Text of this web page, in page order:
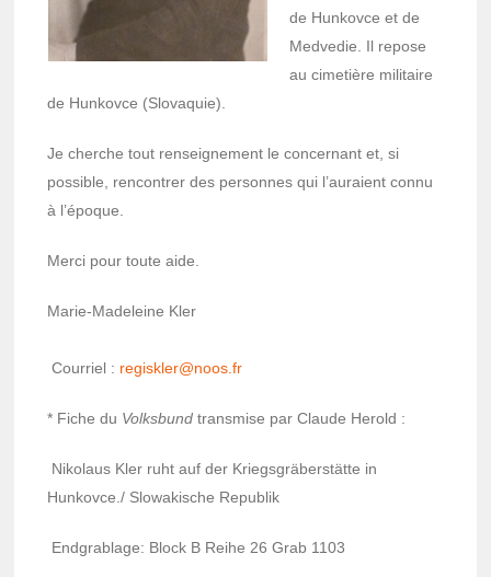
de Hunkovce et de
Medve­die. Il repose
au cime­tière mili­taire
de Hunkovce (Slovaquie).
Je cherche tout rensei­gne­ment le concer­nant et, si
possible, rencon­trer des personnes qui l’au­raient connu
à l’époque.
Merci pour toute aide.
Marie-Made­leine Kler
Cour­riel : regisk­ler@­noos.fr
* Fiche du Volks­bund trans­mise par Claude Herold :
Niko­laus Kler ruht auf der Krieg­sgrä­berstätte in
Hunkovce./ Slowa­kische Repu­blik
Endgra­blage: Block B Reihe 26 Grab 1103